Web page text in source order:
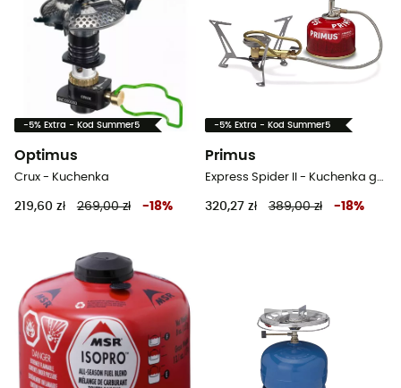
-5% Extra - Kod Summer5
Optimus
Crux - Kuchenka
219,60 zł 269,00 zł -18%
-5% Extra - Kod Summer5
Primus
Express Spider II - Kuchenka gazowa turystyczna
320,27 zł 389,00 zł -18%